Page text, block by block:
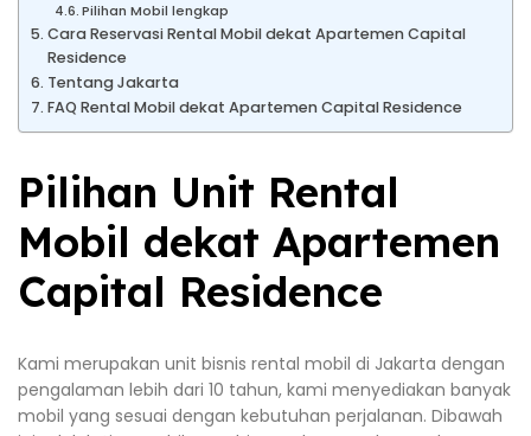
Pilihan Mobil lengkap
Cara Reservasi Rental Mobil dekat Apartemen Capital
Residence
Tentang Jakarta
FAQ Rental Mobil dekat Apartemen Capital Residence
Pilihan Unit Rental
Mobil dekat Apartemen
Capital Residence
Kami merupakan unit bisnis rental mobil di Jakarta dengan
pengalaman lebih dari 10 tahun, kami menyediakan banyak
mobil yang sesuai dengan kebutuhan perjalanan. Dibawah